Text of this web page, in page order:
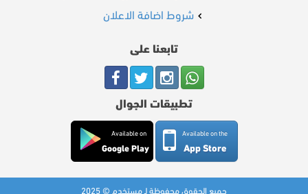
شروط اضافة الاعلان
تابعنا على
تطبيقات الجوال
Available on the
App Store
Available on
Google Play
جميع الحقوق محفوظة لـ مستخدم © 2025